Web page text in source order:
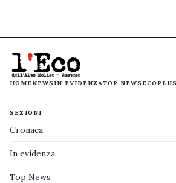
HOMENEWS IN EVIDENZATOP NEWS ECOPLUS
SEZIONI
Cronaca
In evidenza
Top News